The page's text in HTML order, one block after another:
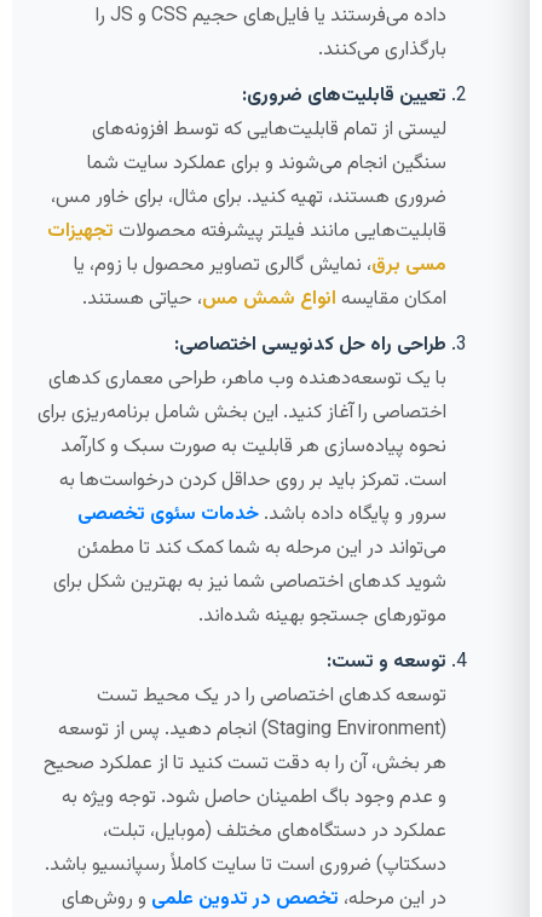
داده می‌فرستند یا فایل‌های حجیم CSS و JS را
بارگذاری می‌کنند.
تعیین قابلیت‌های ضروری:
لیستی از تمام قابلیت‌هایی که توسط افزونه‌های
سنگین انجام می‌شوند و برای عملکرد سایت شما
ضروری هستند، تهیه کنید. برای مثال، برای خاور مس،
قابلیت‌هایی مانند فیلتر پیشرفته محصولات تجهیزات
مسی برق، نمایش گالری تصاویر محصول با زوم، یا
امکان مقایسه انواع شمش مس، حیاتی هستند.
طراحی راه حل کدنویسی اختصاصی:
با یک توسعه‌دهنده وب ماهر، طراحی معماری کدهای
اختصاصی را آغاز کنید. این بخش شامل برنامه‌ریزی برای
نحوه پیاده‌سازی هر قابلیت به صورت سبک و کارآمد
است. تمرکز باید بر روی حداقل کردن درخواست‌ها به
سرور و پایگاه داده باشد. خدمات سئوی تخصصی
می‌تواند در این مرحله به شما کمک کند تا مطمئن
شوید کدهای اختصاصی شما نیز به بهترین شکل برای
موتورهای جستجو بهینه شده‌اند.
توسعه و تست:
توسعه کدهای اختصاصی را در یک محیط تست
(Staging Environment) انجام دهید. پس از توسعه
هر بخش، آن را به دقت تست کنید تا از عملکرد صحیح
و عدم وجود باگ اطمینان حاصل شود. توجه ویژه به
عملکرد در دستگاه‌های مختلف (موبایل، تبلت،
دسکتاپ) ضروری است تا سایت کاملاً رسپانسیو باشد.
در این مرحله، تخصص در تدوین علمی و روش‌های